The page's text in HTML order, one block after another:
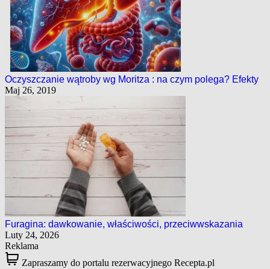
Oczyszczanie wątroby wg Moritza : na czym polega? Efekty
Maj 26, 2019
Furagina: dawkowanie, właściwości, przeciwwskazania
Luty 24, 2026
Reklama
Zapraszamy do portalu rezerwacyjnego Recepta.pl